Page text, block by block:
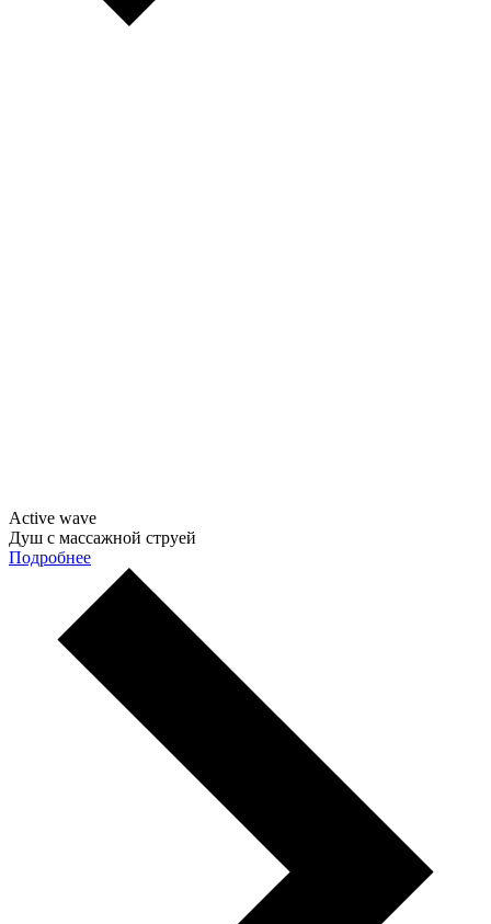
Active wave
Душ с массажной струей
Подробнее